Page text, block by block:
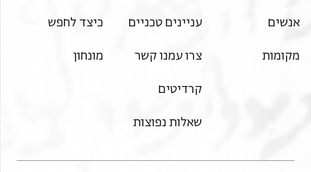
אנשים
מקומות
עניינים טכניים
צרו עמנו קשר
קרדיטים
שאלות נפוצות
כיצד לחפש
מונחון